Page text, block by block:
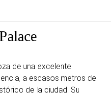
de una excelente
a escasos metros de
de la ciudad. Su